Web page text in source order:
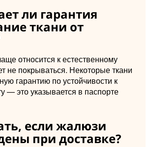
ли гарантия
ткани от
относится к естественному
не покрываться. Некоторые ткани
гарантию по устойчивости к
— это указывается в паспорте
если жалюзи
при доставке?